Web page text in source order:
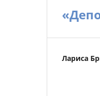
Лариса